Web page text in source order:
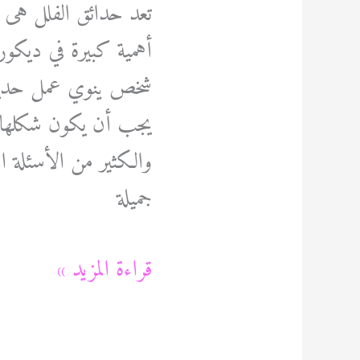
تعد حدائق الفلل هى
أهمية كبيرة في
شخص ينوي عمل
يجب أن يكون
والكثير من الأسئلة
جميلة
تصميم
قراءة المزيد »